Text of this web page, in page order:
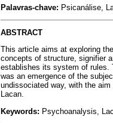
Palavras-chave: Psicanálise,
ABSTRACT
This article aims at exploring
concepts of structure, signifier
establishes its system of rules.
was an emergence of the
undissociated way, with the
Lacan.
Keywords: Psychoanalysis,